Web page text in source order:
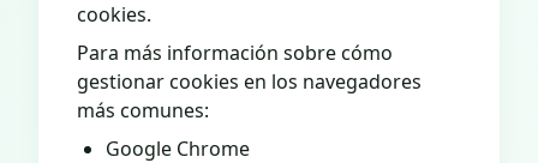
cookies.
Para más información sobre cómo
gestionar cookies en los navegadores
más comunes:
Google Chrome